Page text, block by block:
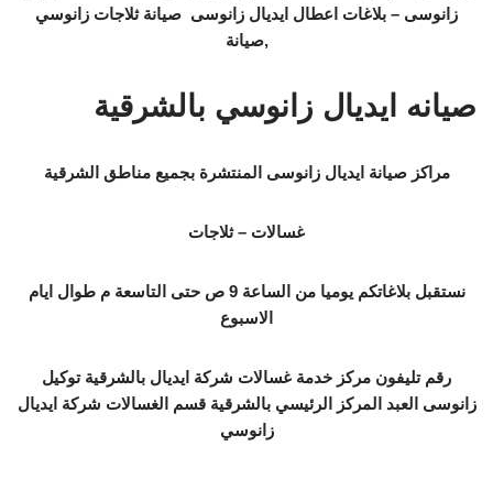
زانوسى – بلاغات اعطال ايديال زانوسى ​ ​صيانة ثلاجات زانوسي
,صيانة
صيانه ايديال زانوسي بالشرقية
مراكز صيانة ايديال زانوسى المنتشرة بجميع مناطق الشرقية
غسالات – ثلاجات
نستقبل بلاغاتكم يوميا من الساعة 9 ص حتى التاسعة م طوال ايام
الاسبوع
رقم تليفون مركز خدمة غسالات شركة ايديال بالشرقية توكيل
زانوسى العبد المركز الرئيسي بالشرقية قسم الغسالات شركة ايديال
زانوسي